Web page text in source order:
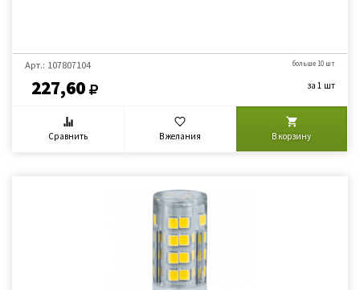
Арт.: 107807104
227,60
больше 10 шт
за 1 шт
Сравнить В желания В корзину